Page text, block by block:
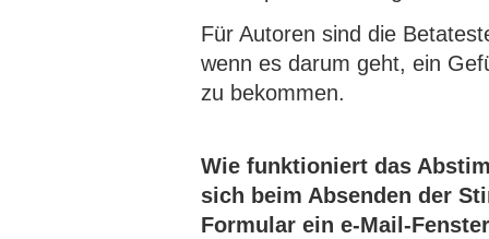
Für Autoren sind die
wenn es darum geht, ein
zu bekommen.
Wie funktioniert das
sich beim Absenden der
Formular ein e-Mail-